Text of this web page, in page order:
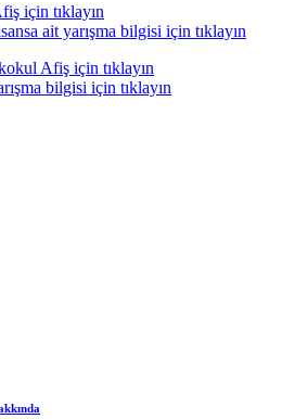
için tıklayın
ait yarışma bilgisi için tıklayın
Afiş için tıklayın
bilgisi için tıklayın